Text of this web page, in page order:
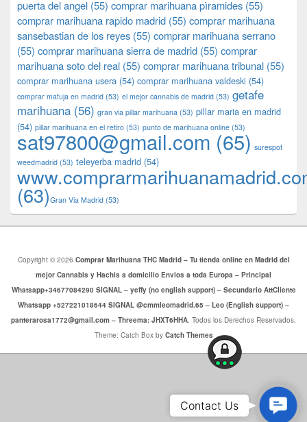
puerta del angel (55) comprar marihuana pìramides (55)
comprar marihuana rapido madrid (55) comprar marihuana
sansebastian de los reyes (55) comprar marihuana serrano
(55) comprar marihuana sierra de madrid (55) comprar
marihuana soto del real (55) comprar marihuana tribunal (55)
comprar marihuana usera (54) comprar marihuana valdeski (54)
comprar matuja en madrid (53) el mejor cannabis de madrid (53) getafe
marihuana (56) gran via pillar marihuana (53) pillar maria en madrid
(54) pillar marihuana en el retiro (53) punto de marihuana online (53)
sat97800@gmail.com (65) surespot
weedmadrid (53) teleyerba madrid (54)
(63)​​Gran Via Madrid (53)
Copyright © 2026 Comprar Marihuana THC Madrid – Tu tienda online en Madrid del
mejor Cannabis y Hachis a domicilio Envios a toda Europa – Principal
Whatsapp+34677084290 SIGNAL – yeffy (no english support) – Secundario AttCliente
Whatsapp +527221018644 SIGNAL @cmmleomadrid.65 – Leo (English support) –
panterarosa1772@gmail.com – Threema: JHXT6HHA. Todos los Derechos Reservados.
Theme: Catch Box by Catch Themes
Us
Contact Us